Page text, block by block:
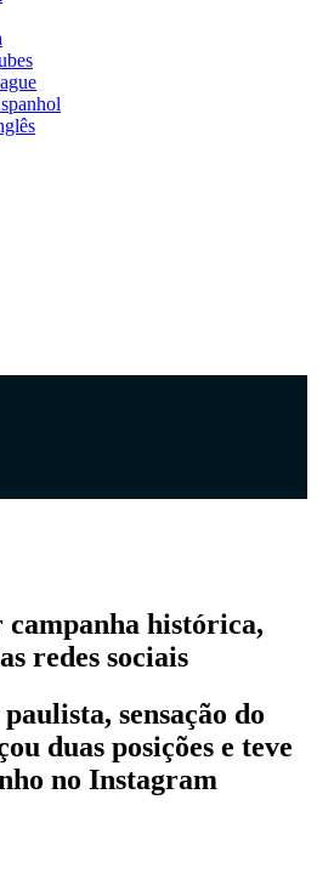
histórica,
redes sociais
sensação do
duas posições e teve
no Instagram